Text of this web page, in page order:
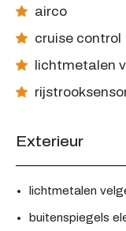
airco
cruise control
lichtmetalen
Exterieur
lichtmetalen
buitenspiegels